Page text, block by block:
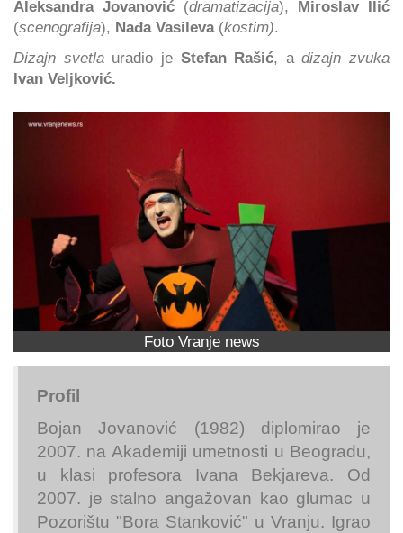
Aleksandra Jovanović (dramatizacija), Miroslav Ilić
(scenografija), Nađa Vasileva(kostim).
Dizajn svetlauradio je Stefan Rašić , adizajn zvuka
Ivan Veljković.
Foto Vranje news
Profil
Bojan Jovanović (1982) diplomirao je
2007. na Akademiji umetnosti u Beogradu,
u klasi profesora Ivana Bekjareva. Od
2007. je stalno angažovan kao glumac u
Pozorištu "Bora Stanković" u Vranju. Igrao